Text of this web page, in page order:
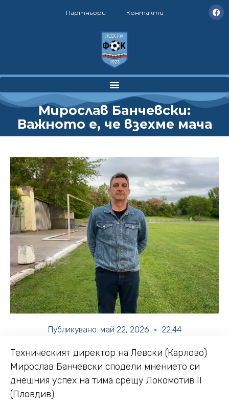
Партньори Контакти
Мирослав Банчевски:
Важното е, че взехме мача
Публикувано: май 22, 2026 22:44
Техническият директор на Левски (Карлово)
Мирослав Банчевски сподели мнението си
днешния успех на тима срещу Локомотив II
(Пловдив).